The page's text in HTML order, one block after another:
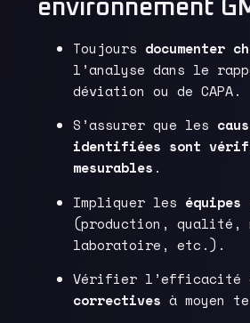
environnement
Toujours documenter
l’analyse dans le
déviation ou de CAPA.
S’assurer que les
identifiées sont
mesurables .
Impliquer les équipes
(production, qualité,
laboratoire, etc.).
Vérifier l’efficacité
correctives à moyen